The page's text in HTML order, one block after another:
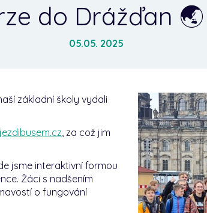
do Drážďan 🌏
05.05. 2025
základní školy vydali
jezdibusem.cz , za což jim
jsme interaktivní formou
Žáci s nadšením
o fungování